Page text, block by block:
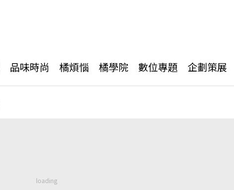
品味時尚 橘煩惱 橘學院 數位專題 企劃策展